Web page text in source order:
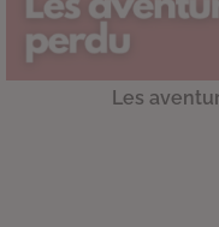
Les